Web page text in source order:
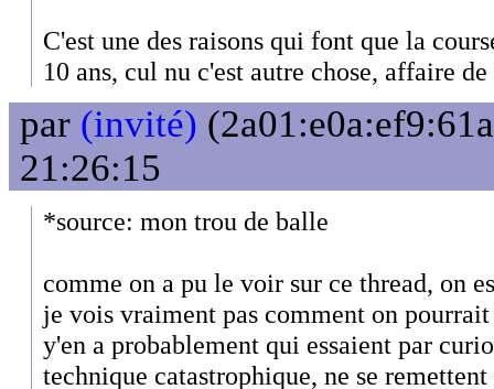
C'est une des raisons qui font que la
10 ans, cul nu c'est autre chose, affaire
par (invité)
21:26:15
*source: mon trou de balle
comme on a pu le voir sur ce thread, on
je vois vraiment pas comment on
y'en a probablement qui essaient par
technique catastrophique, ne se